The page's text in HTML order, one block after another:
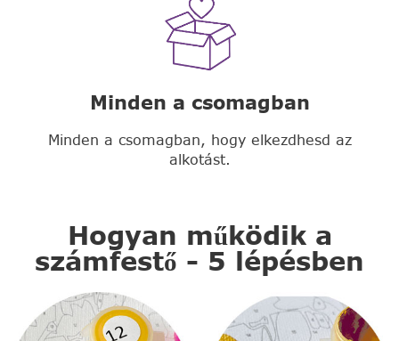
Minden a csomagban
Minden a csomagban, hogy elkezdhesd az
alkotást.
Hogyan működik a
számfestő - 5 lépésben